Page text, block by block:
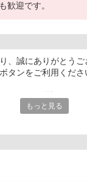
歓迎です。
、誠にありがとうご
タンをご利用くださ
デムを見た」と伝え
もっと見る